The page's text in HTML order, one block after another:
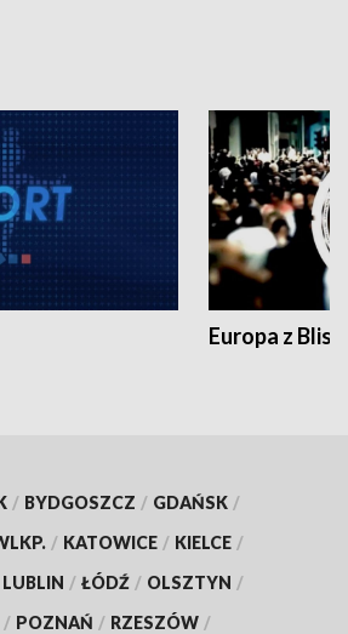
Europa z
/ BYDGOSZCZ / GDAŃSK /
/ KATOWICE / KIELCE /
LUBLIN / ŁÓDŹ / OLSZTYN /
/ POZNAŃ / RZESZÓW /